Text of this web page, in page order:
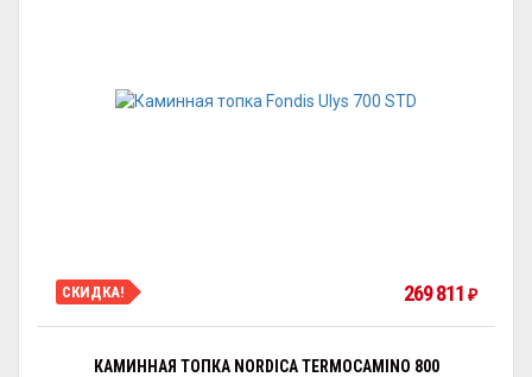
СКИДКА! 269 811 ₽
КАМИННАЯ ТОПКА NORDICA TERMOCAMINO 800